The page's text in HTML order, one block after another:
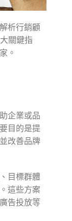
析行銷顧
關鍵指
。
企業或品
目的是提
改善品牌
目標群體
這些方案
告投放等